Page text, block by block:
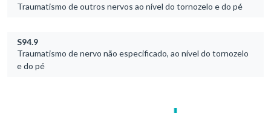
Traumatismo de outros nervos ao nível do tornozelo e do pé
S94.9
Traumatismo de nervo não especificado, ao nível do tornozelo
e do pé